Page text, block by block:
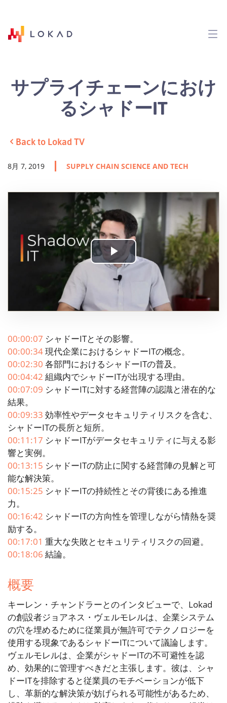
サプライチェーンにおけ
るシャドーIT
Back to Lokad TV
8月 7, 2019 SUPPLY CHAIN SCIENCE AND TECH
Play
Video
00:00:07 シャドーITとその影響。
00:00:34現代企業におけるシャドーITの概念。
00:02:30 各部門におけるシャドーITの普及。
00:04:42 組織内でシャドーITが出現する理由。
00:07:09 シャドーITに対する経営陣の認識と潜在的な
結果。
00:09:33 効率性やデータセキュリティリスクを含む、
シャドーITの長所と短所。
00:11:17 シャドーITがデータセキュリティに与える影
響と実例。
00:13:15 シャドーITの防止に関する経営陣の見解と可
能な解決策。
00:15:25 シャドーITの持続性とその背後にある推進
力。
00:16:42 シャドーITの方向性を管理しながら情熱を奨
励する。
00:17:01 重大な失敗とセキュリティリスクの回避。
00:18:06 結論。
概要
キーレン・チャンドラーとのインタビューで、Lokad
の創設者ジョアネス・ヴェルモレルは、企業システム
の穴を埋めるために従業員が無許可でテクノロジーを
使用する現象であるシャドーITについて議論します。
ヴェルモレルは、企業がシャドーITの不可避性を認
め、効果的に管理すべきだと主張します。彼は、シャ
ドーITを排除すると従業員のモチベーションが低下
し、革新的な解決策が妨げられる可能性があるため、